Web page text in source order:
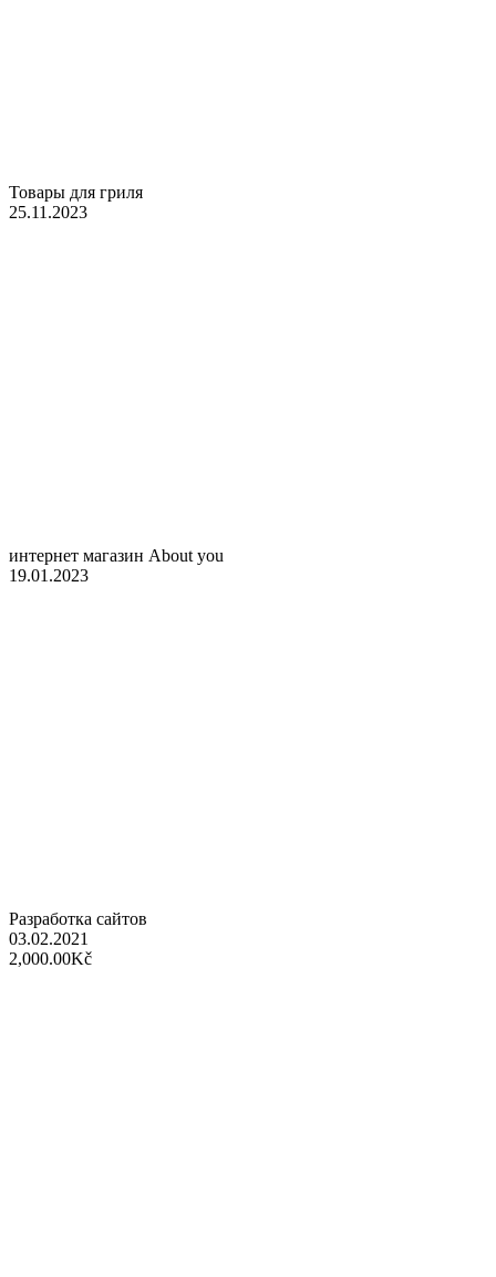
Товары для гриля
25.11.2023
интернет магазин About you
19.01.2023
Разработка сайтов
03.02.2021
2,000.00Kč